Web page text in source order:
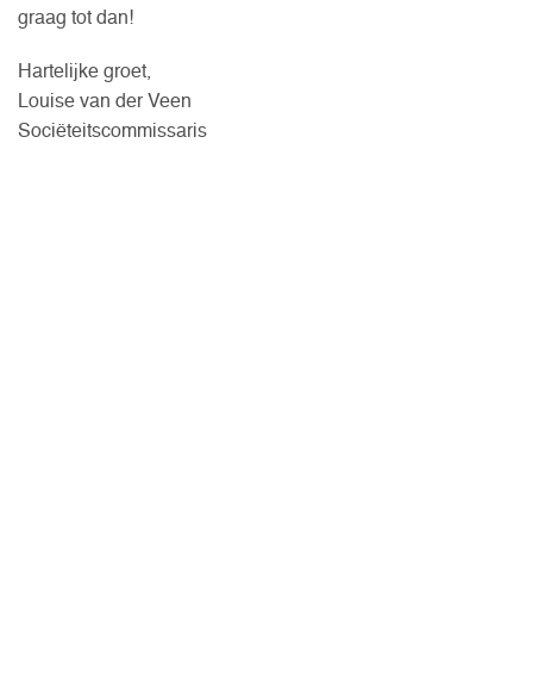
graag tot dan!
Hartelijke groet,
Louise van der Veen
Sociëteitscommissaris